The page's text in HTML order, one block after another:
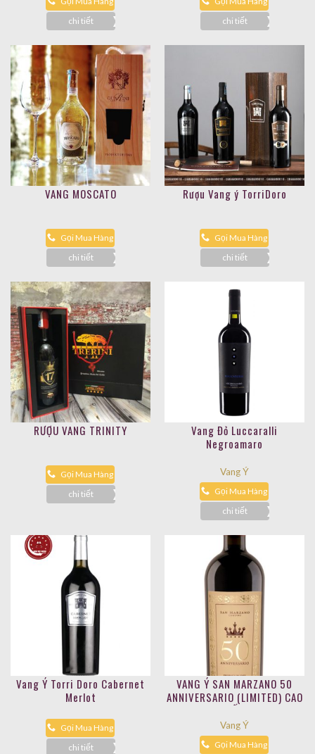
chi tiết
chi tiết
VANG MOSCATO
Gọi Mua Hàng
chi tiết
Rượu Vang ý TorriDoro
Gọi Mua Hàng
chi tiết
RƯỢU VANG TRINITY
Gọi Mua Hàng
chi tiết
Vang Đỏ Luccaralli
Negroamaro
Vang Ý
Gọi Mua Hàng
chi tiết
Vang Ý Torri Doro Cabernet
Merlot
Gọi Mua Hàng
chi tiết
VANG Ý SAN MARZANO 50
ANNIVERSARIO (LIMITED) CAO
CẤP
Vang Ý
Gọi Mua Hàng